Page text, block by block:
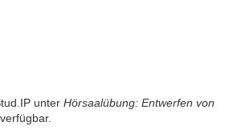
unterHörsaalübung: Entwerfen von
verfügbar.